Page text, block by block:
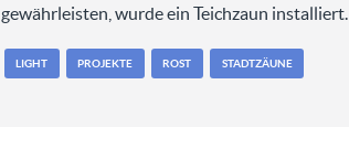
gewährleisten, wurde ein Teichzaun installiert.
LIGHT PROJEKTE ROST STADTZÄUNE